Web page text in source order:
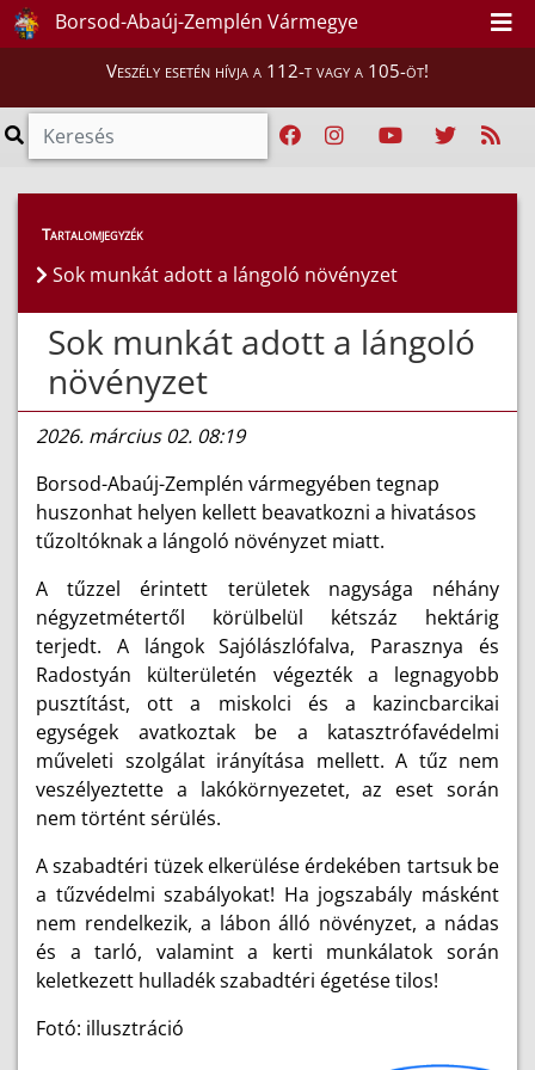
Borsod-Abaúj-Zemplén Vármegye
Veszély esetén hívja a 112-t vagy a 105-öt!
Híreink > Hírek
Tartalomjegyzék
Sok munkát adott a lángoló növényzet
Sok munkát adott a lángoló
növényzet
2026. március 02. 08:19
Borsod-Abaúj-Zemplén vármegyében tegnap
huszonhat helyen kellett beavatkozni a hivatásos
tűzoltóknak a lángoló növényzet miatt.
A tűzzel érintett területek nagysága néhány
négyzetmétertől körülbelül kétszáz hektárig
terjedt. A lángok Sajólászlófalva, Parasznya és
Radostyán külterületén végezték a legnagyobb
pusztítást, ott a miskolci és a kazincbarcikai
egységek avatkoztak be a katasztrófavédelmi
műveleti szolgálat irányítása mellett. A tűz nem
veszélyeztette a lakókörnyezetet, az eset során
nem történt sérülés.
A szabadtéri tüzek elkerülése érdekében tartsuk be
a tűzvédelmi szabályokat! Ha jogszabály másként
nem rendelkezik, a lábon álló növényzet, a nádas
és a tarló, valamint a kerti munkálatok során
keletkezett hulladék szabadtéri égetése tilos!
Fotó: illusztráció